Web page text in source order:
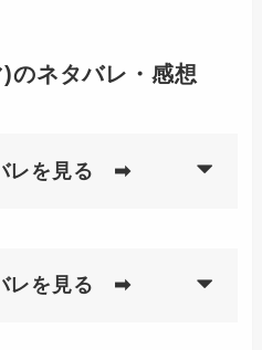
のネタバレ・感想
レを見る ➡
レを見る ➡